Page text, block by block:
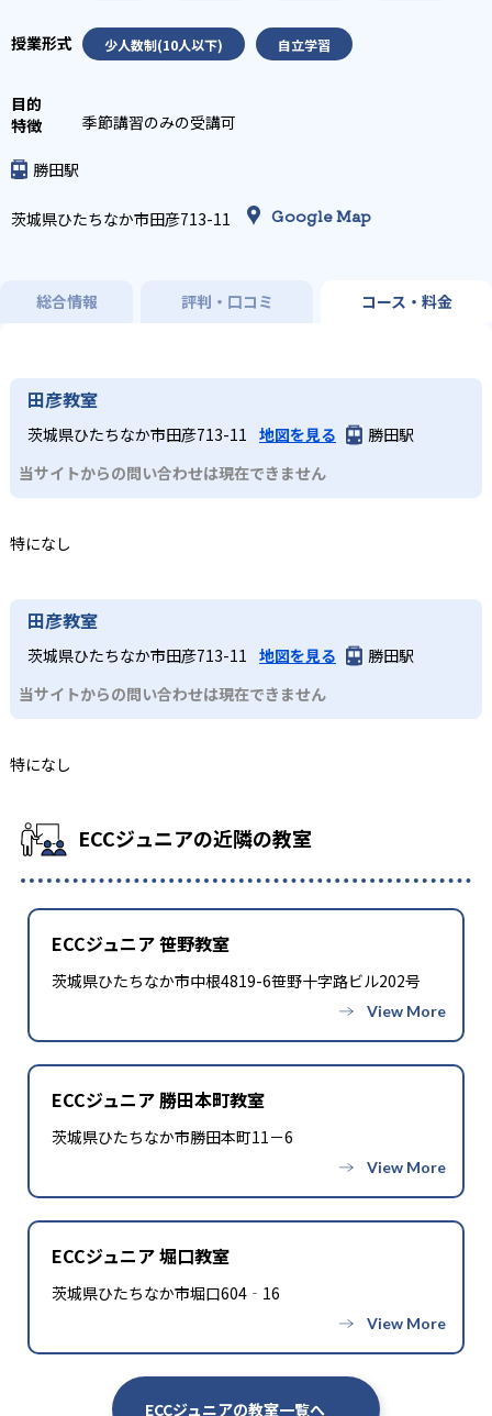
少人数制(10人以下) 自立学習
季節講習のみの受講可
勝田駅
茨城県ひたちなか市田彦713-11 Google Map
総合情報 評判・口コミ コース・料金
田彦教室
茨城県ひたちなか市田彦713-11 地図を見る
勝田駅
当サイトからの問い合わせは現在できません
特になし
田彦教室
茨城県ひたちなか市田彦713-11 地図を見る
勝田駅
当サイトからの問い合わせは現在できません
特になし
ECCジュニアの近隣の教室
ECCジュニア 笹野教室
茨城県ひたちなか市中根4819-6笹野十字路ビル202号
ECCジュニア 勝田本町教室
茨城県ひたちなか市勝田本町11－6
ECCジュニア 堀口教室
茨城県ひたちなか市堀口604‐16
ECCジュニアの教室一覧へ